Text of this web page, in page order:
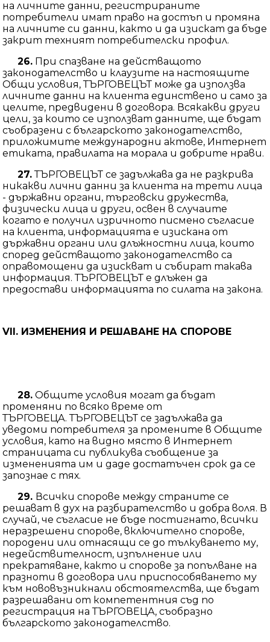
на личните данни, регистрираните
потребители имат право на достъп и промяна
на личните си данни, както и да изискат да бъде
закрит техният потребителски профил.
26. При спазване на действащото
законодателство и клаузите на настоящите
Общи условия, ТЪРГОВЕЦЪТ може да използва
личните данни на клиента единствено и само за
целите, предвидени в договора. Всякакви други
цели, за които се използват данните, ще бъдат
съобразени с българското законодателство,
приложимите международни актове, Интернет
етиката, правилата на морала и добрите нрави.
27.ТЪРГОВЕЦЪТ се задължава да не разкрива
никакви лични данни за клиента на трети лица
- държавни органи, търговски дружества,
физически лица и други, освен в случаите
когато е получил изричното писмено съгласие
на клиента, информацията е изискана от
държавни органи или длъжностни лица, които
според действащото законодателство са
оправомощени да изискват и събират такава
информация. ТЪРГОВЕЦЪТ е длъжен да
предостави информацията по силата на закона.
VII. ИЗМЕНЕНИЯ И РЕШАВАНЕ НА СПОРОВЕ
28. Общите условия могат да бъдат
променяни по всяко време от
ТЪРГОВЕЦА. ТЪРГОВЕЦЪТ се задължава да
уведоми потребителя за промените в Общите
условия, като на видно място в Интернет
страницата си публикува съобщение за
измененията им и даде достатъчен срок да се
запознае с тях.
29. Всички спорове между страните се
решават в дух на разбирателство и добра воля. В
случай, че съгласие не бъде постигнато, всички
неразрешени спорове, включително спорове,
породени или отнасящи се до тълкуването му,
недействителност, изпълнение или
прекратяване, както и спорове за попълване на
празноти в договора или приспособяването му
към нововъзникнали обстоятелства, ще бъдат
разрешавани от компетентния съд по
регистрация на ТЪРГОВЕЦА, съобразно
българското законодателство.